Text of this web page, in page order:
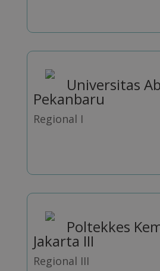
Universitas
Pekanbaru
Regional I
Poltekkes
Jakarta III
Regional III